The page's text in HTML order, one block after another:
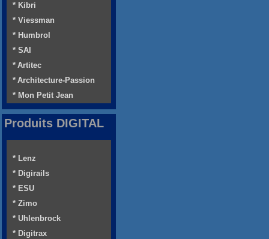
* Kibri
* Viessman
* Humbrol
* SAI
* Artitec
* Architecture-Passion
* Mon Petit Jean
Produits DIGITAL
* Lenz
* Digirails
* ESU
* Zimo
* Uhlenbrock
* Digitrax